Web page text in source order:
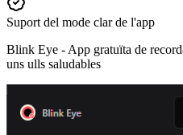
Suport del mode clar de l'app
Blink Eye - App gratuïta de
uns ulls saludables